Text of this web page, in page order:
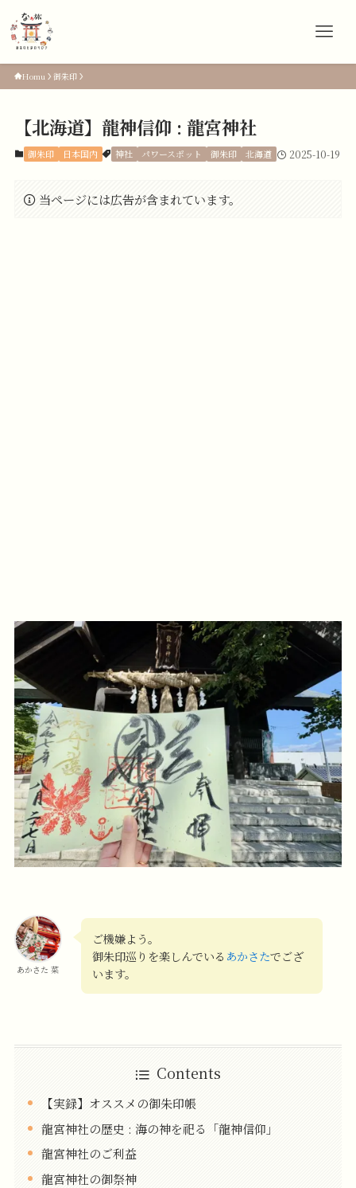
Homu 御朱印
【北海道】龍神信仰 : 龍宮神社
御朱印 日本国内 神社 パワースポット 御朱印 北海道 2025-10-19
当ページには広告が含まれています。
あかさた 菜
ご機嫌よう。
御朱印巡りを楽しんでいる あかさたでござ
います。
Contents
【実録】オススメの御朱印帳
龍宮神社の歴史 : 海の神を祀る「龍神信仰」
龍宮神社のご利益
龍宮神社の御祭神